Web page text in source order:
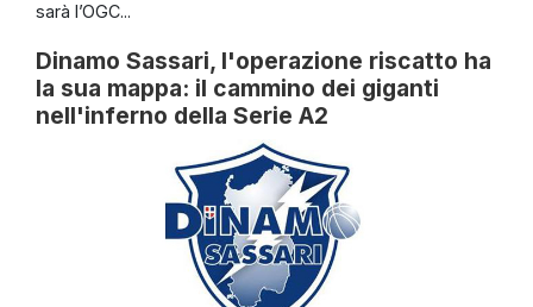
sarà l’OGC...
Dinamo Sassari, l'operazione riscatto ha
la sua mappa: il cammino dei giganti
nell'inferno della Serie A2